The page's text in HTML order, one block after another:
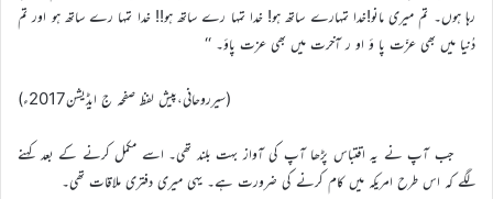
رہا ہوں۔ تم میری مانو!خدا تمہارے ساتھ ہو! خدا تمہا رے ساتھ ہو!! خدا تمہا رے ساتھ ہو اور تم
دُنیا میں بھی عزّت پا ؤ او ر آخرت میں بھی عزت پاؤ۔ ‘‘
(سیرروحانی،پیش لفظ صفحہ ج ایڈیشن2017ء)
جب آپ نے یہ اقتباس پڑھا آپ کی آواز بہت بلند تھی۔ اسے مکمل کرنے کے بعد کہنے
لگے کہ اس طرح امریکہ میں کام کرنے کی ضرورت ہے۔ یہی میری دفتری ملاقات تھی۔